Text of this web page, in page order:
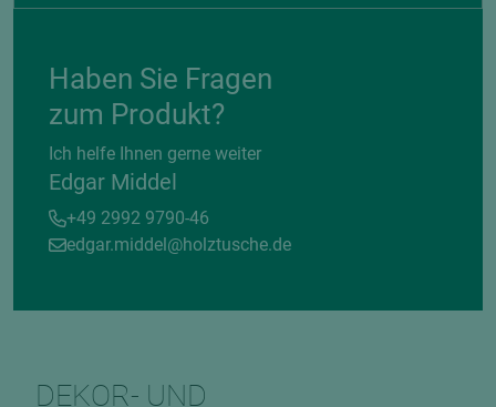
Haben Sie Fragen
zum Produkt?
Ich helfe Ihnen gerne weiter
Edgar Middel
+49 2992 9790-46
edgar.middel@holztusche.de
DEKOR- UND